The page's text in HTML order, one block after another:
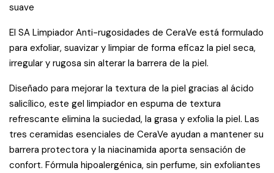
suave
El SA Limpiador Anti-rugosidades de CeraVe está formulado
para exfoliar, suavizar y limpiar de forma eficaz la piel seca,
irregular y rugosa sin alterar la barrera de la piel.
Diseñado para mejorar la textura de la piel gracias al ácido
salicílico, este gel limpiador en espuma de textura
refrescante elimina la suciedad, la grasa y exfolia la piel. Las
tres ceramidas esenciales de CeraVe ayudan a mantener su
barrera protectora y la niacinamida aporta sensación de
confort. Fórmula hipoalergénica, sin perfume, sin exfoliantes